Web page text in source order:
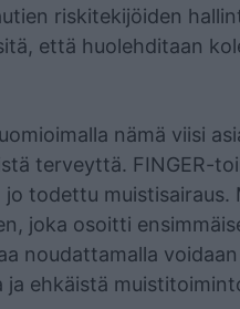
riskitekijöiden
että huolehditaan
nämä viisi
terveyttä. FINGER-
todettu muistisairaus.
joka osoitti
noudattamalla
ehkäistä